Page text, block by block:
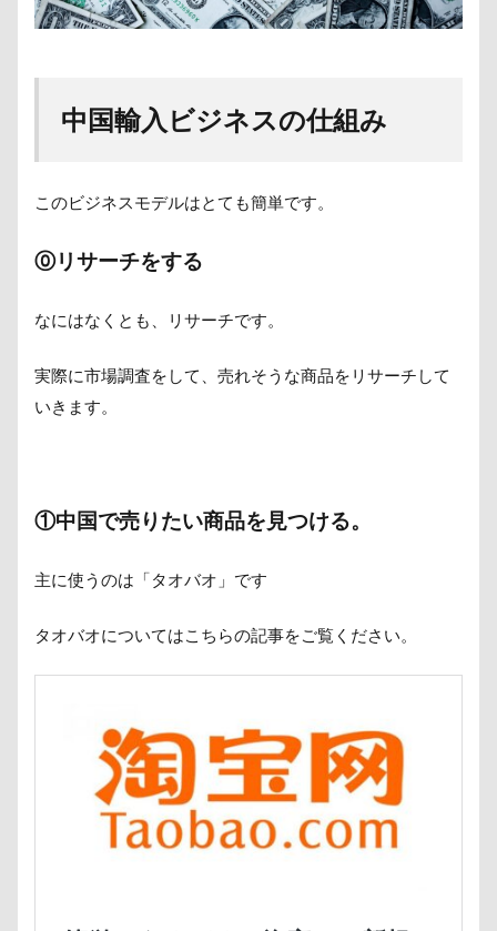
中国輸入ビジネスの仕組み
このビジネスモデルはとても簡単です。
⓪リサーチをする
なにはなくとも、リサーチです。
実際に市場調査をして、売れそうな商品をリサーチして
いきます。
①中国で売りたい商品を見つける。
主に使うのは「タオバオ」です
タオバオについてはこちらの記事をご覧ください。